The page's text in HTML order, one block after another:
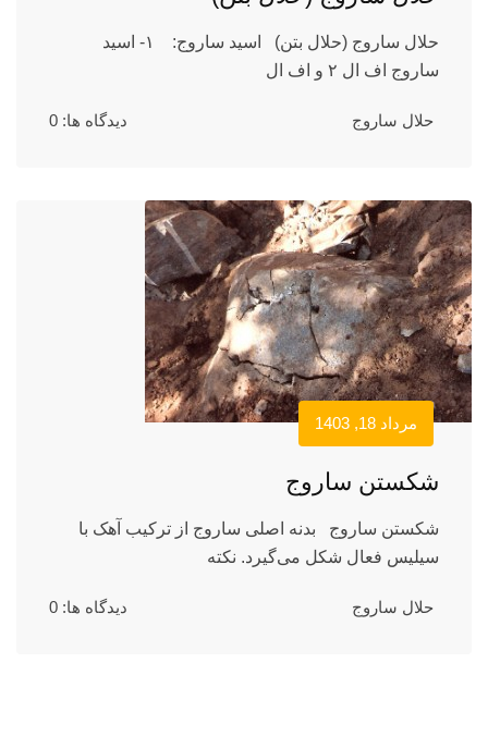
حلال ساروج (حلال بتن) اسید ساروج: ۱- اسید
ساروج اف ال ۲ و اف ال
حلال ساروج دیدگاه ها: 0
مرداد 18, 1403
شکستن ساروج
شکستن ساروج بدنه اصلی ساروج از ترکیب آهک با
سیلیس فعال شکل می‌گیرد. نکته
حلال ساروج دیدگاه ها: 0